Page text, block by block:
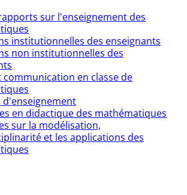
sur l'enseignement des
institutionnelles des enseignants
non institutionnelles des
communication en classe de
d'enseignement
en didactique des mathématiques
sur la modélisation,
et les applications des